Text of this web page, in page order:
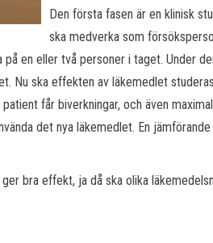
Den första fasen är en klinisk
ska medverka som
en eller två personer i taget. Under
Nu ska effekten av läkemedlet
får biverkningar, och även
det nya läkemedlet. En
bra effekt, ja då ska olika